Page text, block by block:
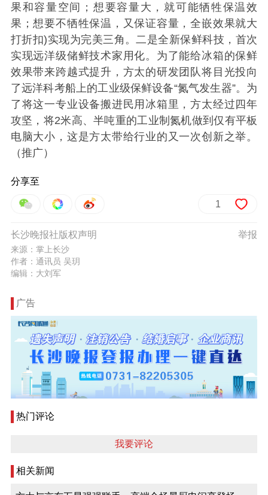
果和容量空间；想要容量大，就可能牺牲保温效
果；想要不牺牲保温，又保证容量，全嵌效果就大
打折扣)实现为完美三角。二是全新保鲜科技，首次
实现远洋级储鲜技术家用化。为了能给冰箱的保鲜
效果带来跨越式提升，方太的研发团队将目光投向
了远洋科考船上的工业级保鲜设备“氮气发生器”。为
了将这一专业设备搬进民用冰箱里，方太经过四年
攻坚，将2米高、半吨重的工业制氮机做到仅有平板
电脑大小，这是方太带给行业的又一次创新之举。
（推广）
分享至
1
举报
长沙晚报社版权声明
来源：掌上长沙
作者：通讯员 吴玥
编辑：大刘军
广告
热门评论
我要评论
相关新闻